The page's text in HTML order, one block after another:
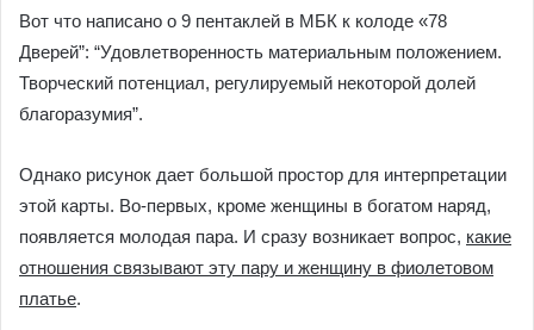
Вот что написано о 9 пентаклей в МБК к колоде «78
Дверей”: “Удовлетворенность материальным положением.
Творческий потенциал, регулируемый некоторой долей
благоразумия”.
Однако рисунок дает большой простор для интерпретации
этой карты. Во-первых, кроме женщины в богатом наряд,
появляется молодая пара. И сразу возникает вопрос, какие
отношения связывают эту пару и женщину в фиолетовом
платье.